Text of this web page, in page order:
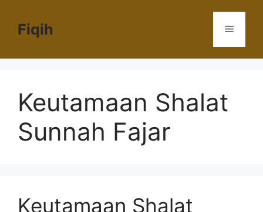
Fiqih Menu
Keutamaan Shalat
Sunnah Fajar
Keutamaan Shalat